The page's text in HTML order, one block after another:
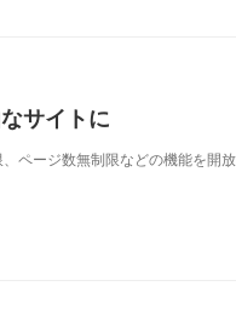
サイトに
ページ数無制限などの機能を開放